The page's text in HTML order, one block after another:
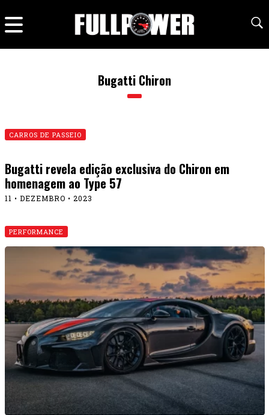
Bugatti Chiron
CARROS DE PASSEIO
Bugatti revela edição exclusiva do Chiron em
homenagem ao Type 57
11 • DEZEMBRO • 2023
PERFORMANCE